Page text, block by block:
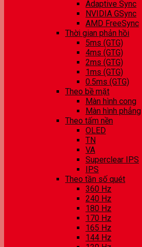
Adaptive Sync
NVIDIA GSync
AMD FreeSync
Thời gian phản hồi
5ms (GTG)
4ms (GTG)
2ms (GTG)
1ms (GTG)
0.5ms (GTG)
Theo bề mặt
Màn hình cong
Màn hình phẳng
Theo tấm nền
OLED
TN
VA
Superclear IPS
IPS
Theo tần số quét
360 Hz
240 Hz
180 Hz
170 Hz
165 Hz
144 Hz